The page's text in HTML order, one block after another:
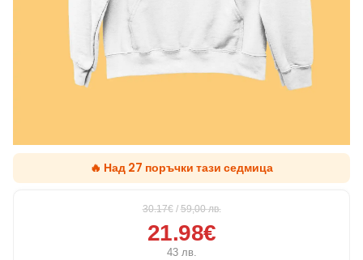
🔥 Над 27 поръчки тази седмица
30.17€ / 59,00лв.
21.98€
43 лв.